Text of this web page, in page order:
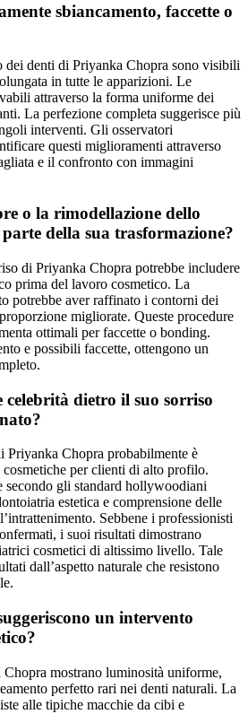
sbiancamento, faccette o
dei denti di Priyanka Chopra sono visibili
in tutte le apparizioni. Le
attraverso la forma uniforme dei
La perfezione completa suggerisce più
interventi. Gli osservatori
questi miglioramenti attraverso
e il confronto con immagini
o la rimodellazione dello
della sua trasformazione?
di Priyanka Chopra potrebbe includere
prima del lavoro cosmetico. La
potrebbe aver raffinato i contorni dei
migliorate. Queste procedure
ottimali per faccette o bonding.
e possibili faccette, ottengono un
celebrità dietro il suo sorriso
Priyanka Chopra probabilmente è
per clienti di alto profilo.
secondo gli standard hollywoodiani
estetica e comprensione delle
Sebbene i professionisti
i suoi risultati dimostrano
cosmetici di altissimo livello. Tale
dall’aspetto naturale che resistono
un intervento
mostrano luminosità uniforme,
perfetto rari nei denti naturali. La
alle tipiche macchie da cibi e